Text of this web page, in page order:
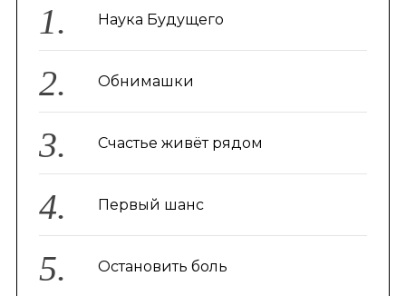
Наука Будущего
Обнимашки
Счастье живёт рядом
Первый шанс
Остановить боль